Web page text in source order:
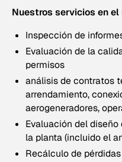
Nuestros servicios en el
Inspección de
Evaluación de la
permisos
análisis de contratos
arrendamiento,
aerogeneradores,
Evaluación del
la planta (incluido el
Recálculo de